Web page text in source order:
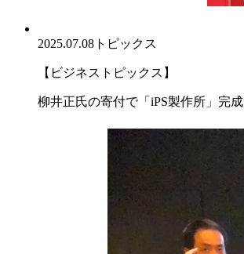
2025.07.08 トピックス
【ビジネストピックス】
柳井正氏の寄付で「iPS製作所」完成